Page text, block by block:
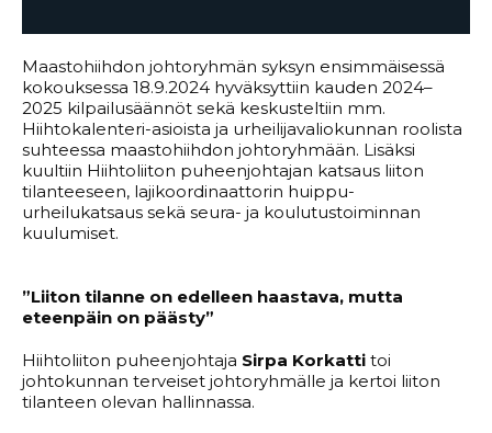
Maastohiihdon johtoryhmän syksyn ensimmäisessä
kokouksessa 18.9.2024 hyväksyttiin kauden 2024–
2025 kilpailusäännöt sekä keskusteltiin mm.
Hiihtokalenteri-asioista ja urheilijavaliokunnan roolista
suhteessa maastohiihdon johtoryhmään. Lisäksi
kuultiin Hiihtoliiton puheenjohtajan katsaus liiton
tilanteeseen, lajikoordinaattorin huippu-
urheilukatsaus sekä seura- ja koulutustoiminnan
kuulumiset.
”Liiton tilanne on edelleen haastava, mutta
eteenpäin on päästy”
Hiihtoliiton puheenjohtaja Sirpa Korkatti toi
johtokunnan terveiset johtoryhmälle ja kertoi liiton
tilanteen olevan hallinnassa.